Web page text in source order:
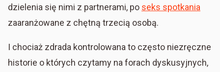
dzielenia się nimi z partnerami, po seks spotkania
zaaranżowane z chętną trzecią osobą.
I chociaż zdrada kontrolowana to często niezręczne
historie o których czytamy na forach dyskusyjnych,